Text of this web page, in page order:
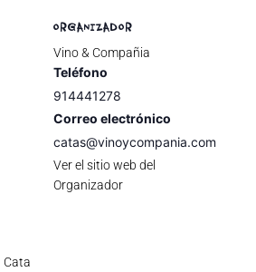
Cata
ORGANIZADOR
Vino & Compañia
Teléfono
914441278
Correo electrónico
catas@vinoycompania.com
Ver el sitio web del
Organizador